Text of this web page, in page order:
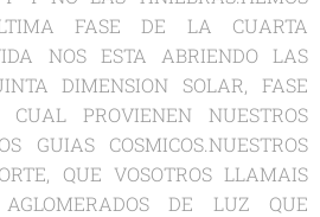
FASE DE LA CUARTA
NOS ESTA ABRIENDO LAS
DIMENSION SOLAR, FASE
PROVIENEN NUESTROS
GUIAS COSMICOS.NUESTROS
QUE VOSOTROS LLAMAIS
AGLOMERADOS DE LUZ QUE